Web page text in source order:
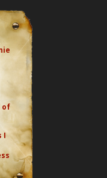
of
I